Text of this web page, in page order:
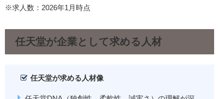
※求人数：2026年1月時点
任天堂が企業として求める人材
任天堂が求める人材像